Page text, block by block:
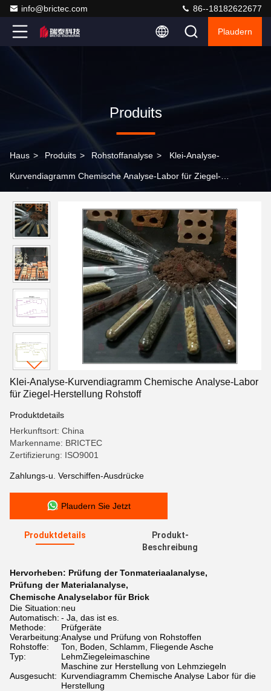
info@brictec.com 86--18182622677
Plaudern
Produits
Haus > Produits > Rohstoffanalyse > Klei-Analyse-
Kurvendiagramm Chemische Analyse-Labor für Ziegel-
Klei-Analyse-Kurvendiagramm Chemische Analyse-Labor
für Ziegel-Herstellung Rohstoff
Produktdetails
Herkunftsort: China
Markenname: BRICTEC
Zertifizierung: ISO9001
Zahlungs-u. Verschiffen-Ausdrücke
Plaudern Sie Jetzt
Produktdetails
Produkt-
Beschreibung
Hervorheben: Prüfung der Tonmateriaalanalyse,
Prüfung der Materialanalyse,
Chemische Analyselabor für Brick
Die Situation:neu
Automatisch: - Ja, das ist es.
Methode:
Prüfgeräte
Verarbeitung:Analyse und Prüfung von Rohstoffen
Rohstoffe:
Ton, Boden, Schlamm, Fliegende Asche
Typ:
LehmZiegeleimaschine
Ausgesucht:
Maschine zur Herstellung von Lehmziegeln
Kurvendiagramm Chemische Analyse Labor für die
Herstellung